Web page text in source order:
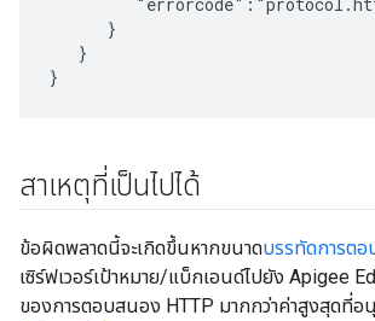
      }
   }
}
สาเหตุที่เป็นไปได้
ข้อผิดพลาดนี้จะเกิดขึ้นหากขนาดบรรทัดการต
เซิร์ฟเวอร์เป้าหมาย/แบ็กเอนด์ไปยัง Apigee
ของการตอบสนอง HTTP มากกว่าค่าสูงสุดที่